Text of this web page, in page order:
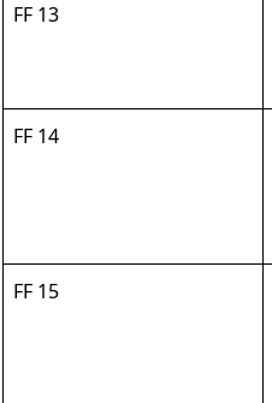
FF 13
FF 14
FF 15